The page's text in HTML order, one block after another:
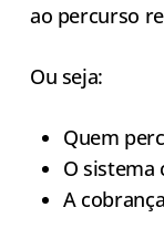
ao percurso
Ou seja:
Quem
O sistema
A